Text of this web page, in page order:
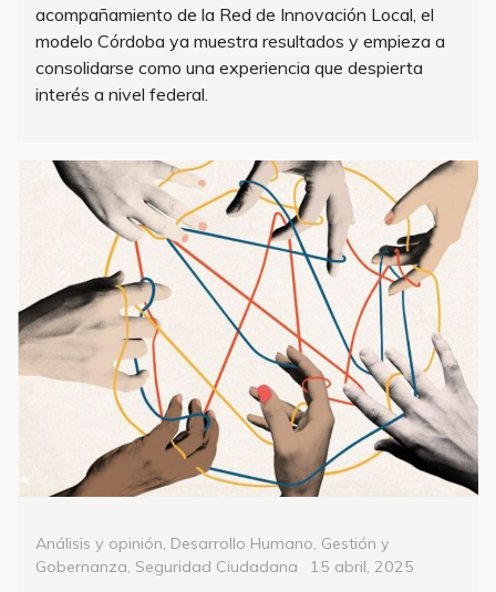
acompañamiento de la Red de Innovación Local, el
modelo Córdoba ya muestra resultados y empieza a
consolidarse como una experiencia que despierta
interés a nivel federal.
Categorías
Análisis y opinión, Desarrollo Humano, Gestión y
Gobernanza, Seguridad Ciudadana
Posted
15 abril, 2025